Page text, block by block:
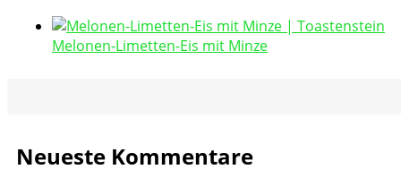
Melonen-Limetten-Eis mit Minze
Neueste Kommentare